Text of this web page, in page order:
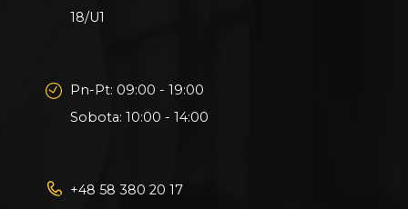
Zapewniamy fachowe doradztwo przy zakupie
ubezpieczeniem OC w PZU.
Z nami u Notariusza otrzymasz Ofertę
18/U1
Pn-Pt: 09:00 - 19:00
Sobota: 10:00 - 14:00
+48 58 380 20 17